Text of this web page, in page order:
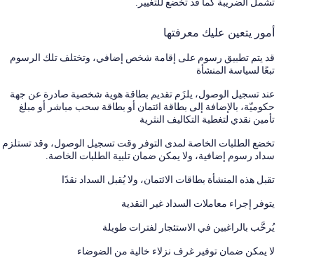
أمور يتعين عليك معرفتها
قد يتم تطبيق رسوم على إقامة شخص إضافي، وتختلف تلك الرسوم
تبعًا لسياسة المنشأة
عند تسجيل الوصول، يلزَم تقديم بطاقة هوية شخصية صادرة عن جهة
حكوميّة، بالإضافة إلى بطاقة ائتمان أو بطاقة سحب مباشر أو مبلغ
تأمين نقدي لتغطية التكاليف النثرية
تخضع الطلبات الخاصة لمدى التوفر وقت تسجيل الوصول، وقد تستلزم
سداد رسوم إضافية، ولا يمكن ضمان تلبية الطلبات الخاصة.
تقبل هذه المنشأة بطاقات الائتمان، ولا يُقبل السداد نقدًا
يتوفر إجراء معاملات السداد غير النقدية
يُرحَّب بالراغبين في الاستئجار لفترات طويلة
لا يمكن ضمان توفير غرف نزلاء خالية من الضوضاء